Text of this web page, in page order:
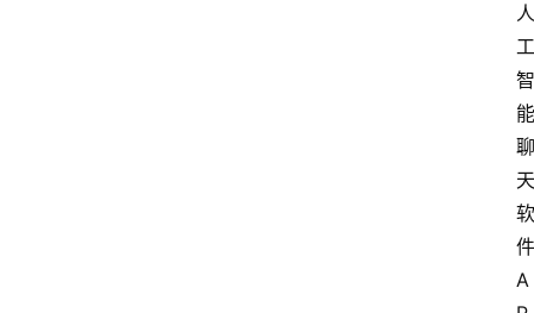
人
工
智
能
聊
天
软
件
A